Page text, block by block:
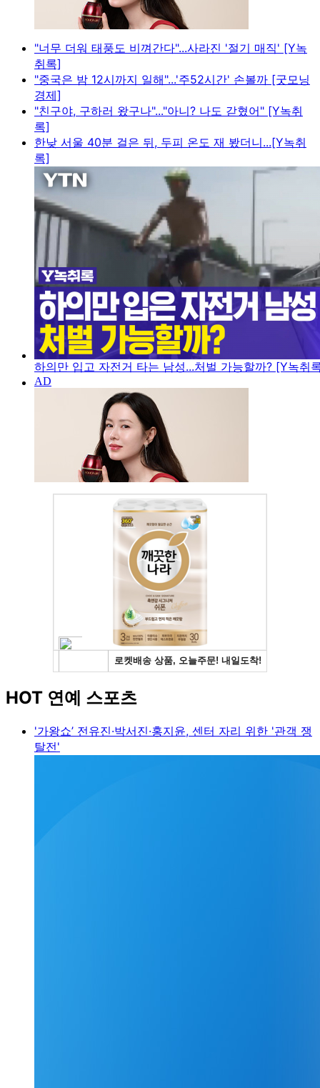
"너무 더워 태풍도 비껴간다"...사라진 '절기 매직' [Y녹
취록]
"중국은 밤 12시까지 일해"...'주52시간' 손볼까 [굿모닝
경제]
"친구야, 구하러 왔구나"..."아니? 나도 갇혔어" [Y녹취
록]
한낮 서울 40분 걸은 뒤, 두피 온도 재 봤더니...[Y녹취
록]
하의만 입고 자전거 타는 남성...처벌 가능할까? [Y녹취
HOT 연예 스포츠
'가왕쇼’ 전유진·박서진·홍지윤, 센터 자리 위한 '관객 쟁
탈전'